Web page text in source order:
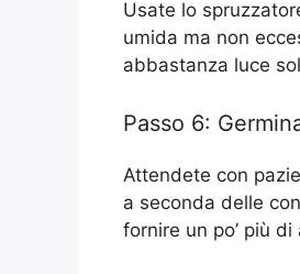
Usate lo
umida ma non
abbastanza luce
Passo 6:
Attendete con
a seconda delle
fornire un po’ più